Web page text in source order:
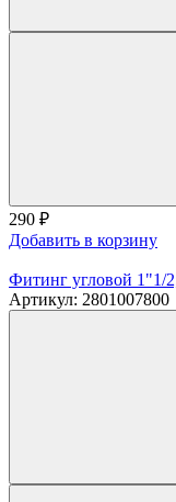
290 ₽
Добавить в корзину
Фитинг угловой 1"1/
Артикул: 2801007800